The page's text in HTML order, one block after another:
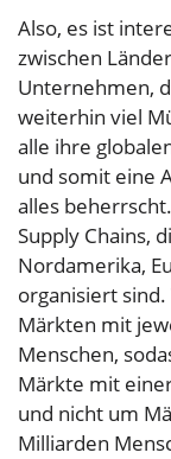
Also, es ist
zwischen
Unternehmen,
weiterhin viel
alle ihre
und somit eine
alles
Supply Chains,
Nordamerika,
organisiert
Märkten mit
Menschen,
Märkte mit
und nicht um
Milliarden